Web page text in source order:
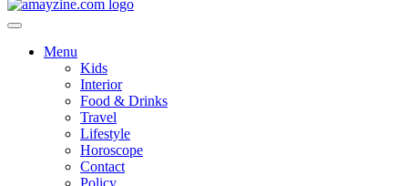
Menu
Kids
Interior
Food & Drinks
Travel
Lifestyle
Horoscope
Contact
Policy